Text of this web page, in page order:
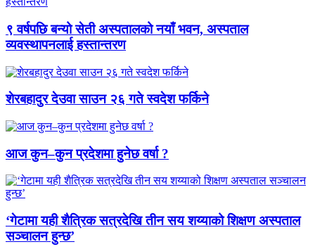
९ वर्षपछि बन्यो सेती अस्पतालको नयाँ भवन, अस्पताल
व्यवस्थापनलाई हस्तान्तरण
शेरबहादुर देउवा साउन २६ गते स्वदेश फर्किने
आज कुन–कुन प्रदेशमा हुनेछ वर्षा ?
‘गेटामा यही शैत्रिक सत्रदेखि तीन सय शय्याको शिक्षण अस्पताल
सञ्चालन हुन्छ’